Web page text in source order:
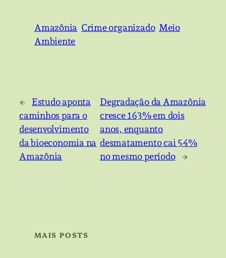
Amazônia Crime organizado Meio
Ambiente
←
Estudo aponta
caminhos para o
desenvolvimento
da bioeconomia na
Amazônia
Degradação da Amazônia
cresce 163% em dois
anos, enquanto
desmatamento cai 54%
no mesmo período
→
MAIS POSTS